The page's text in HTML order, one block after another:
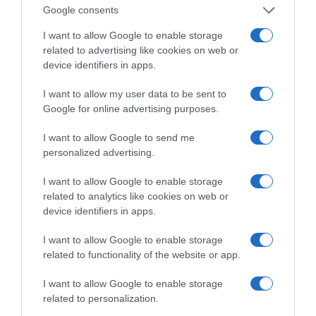
Google consents
I want to allow Google to enable storage
related to advertising like cookies on web or
device identifiers in apps.
I want to allow my user data to be sent to
Google for online advertising purposes.
I want to allow Google to send me
personalized advertising.
I want to allow Google to enable storage
related to analytics like cookies on web or
device identifiers in apps.
I want to allow Google to enable storage
related to functionality of the website or app.
I want to allow Google to enable storage
related to personalization.
Η ΣΤΗΛΗ ΜΑΣ